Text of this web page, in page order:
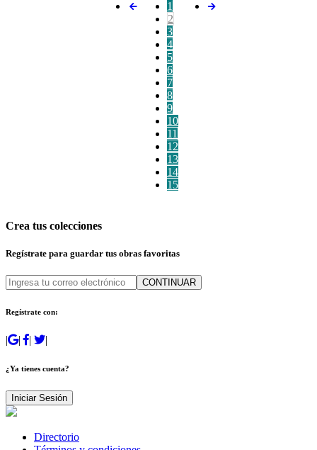
1
2
3
4
5
6
7
8
9
10
11
12
13
14
15
Crea tus colecciones
Regístrate para guardar tus obras favoritas
CONTINUAR
Regístrate con:
| | | |
¿Ya tienes cuenta?
Iniciar Sesión
Directorio